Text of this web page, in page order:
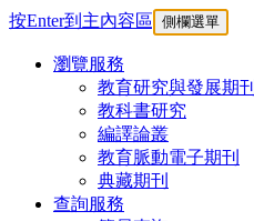
按Enter到主內容區 側欄選單
瀏覽服務
教育研究與發展期刊
教科書研究
編譯論叢
教育脈動電子期刊
典藏期刊
查詢服務